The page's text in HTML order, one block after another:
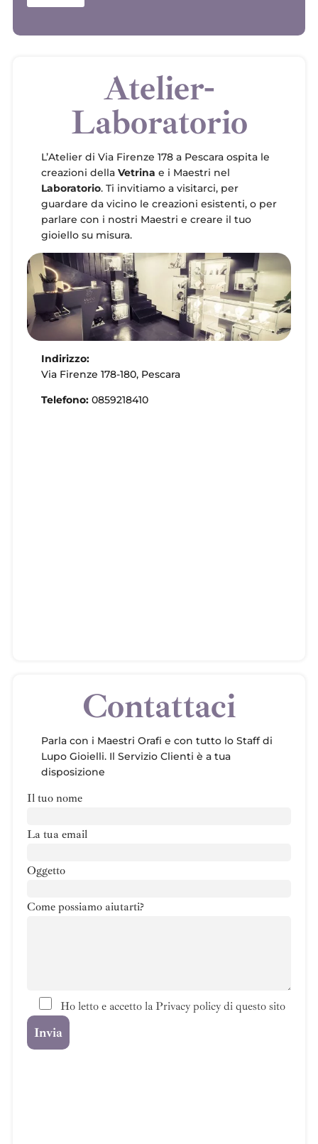
Atelier-
Laboratorio
L’Atelier di Via Firenze 178 a Pescara ospita le
creazioni della Vetrina e i Maestri nel
Laboratorio. Ti invitiamo a visitarci, per
guardare da vicino le creazioni esistenti, o per
parlare con i nostri Maestri e creare il tuo
gioiello su misura.
Indirizzo:
Via Firenze 178-180, Pescara
Telefono: 0859218410
Contattaci
Parla con i Maestri Orafi e con tutto lo Staff di
Lupo Gioielli. Il Servizio Clienti è a tua
disposizione
Il tuo nome
La tua email
Oggetto
Come possiamo aiutarti?
Ho letto e accetto la Privacy policy di questo sito